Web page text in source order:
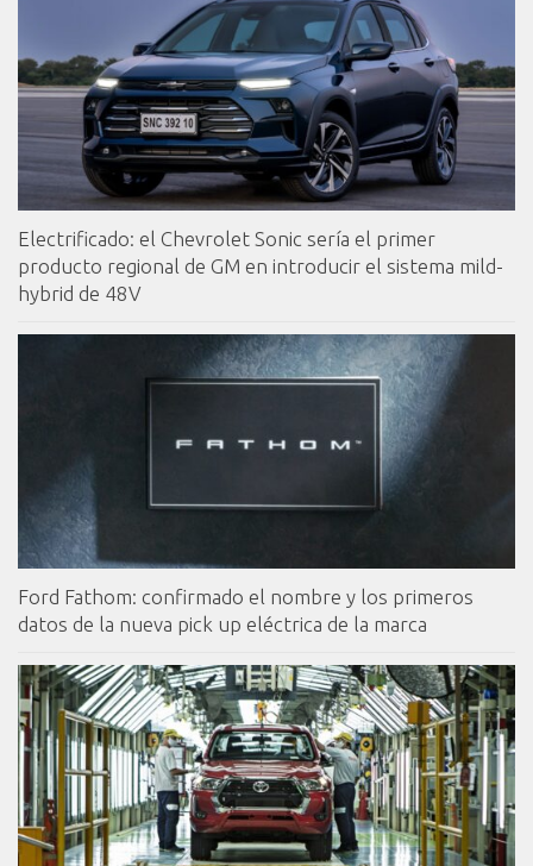
Electrificado: el Chevrolet Sonic sería el primer
producto regional de GM en introducir el sistema mild-
hybrid de 48V
Ford Fathom: confirmado el nombre y los primeros
datos de la nueva pick up eléctrica de la marca